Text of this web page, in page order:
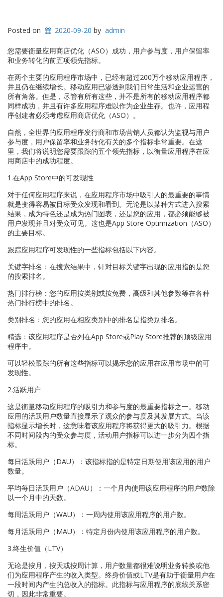
Posted on 2020-09-20 by admin
您需要衡量应用商店优化（ASO）成功，用户参与度，用户保留率
和业务转化的前五项领先指标。
在两个主要的应用程序市场中，已经有超过200万个移动应用程序，
并且仍在继续增长。移动应用已渗透到我们日常生活和企业运营的
所有角落。但是，尽管有所有这些，并不是所有的移动应用程序都
同样成功，并且有许多应用程序难以作为企业生存。也许，应用程
序创建者必须考虑应用商店优化（ASO）。
自然，全世界的应用程序发行商和市场营销人员都认为监视与用户
参与度，用户保留率和业务转化有关的多个指标非常重要。在这
里，我们将说明您需要跟踪的五个领先指标，以衡量应用程序在应
用商店中的成功程度。
1.在App Store中的可发现性
对于任何应用程序来说，在应用程序市场中吸引人的最重要的事情
就是变得容易被目标受众发现和看到。无论是以某种方式进入搜索
结果，成为特色还是成为热门图表，还是您的应用，都必须能够被
用户发现并且对受众可见。这也是App Store Optimization（ASO）
的主要目标。
跟踪应用程序可发现性的一些指标包括以下内容。
关键字排名：在搜索结果中，针对目标关键字出现的应用指的是您
的搜索排名。
热门排行榜：您的应用按类别或按免费，高级和其他参数等在各种
热门排行榜中的排名。
类别排名：您的应用在相应类别中的排名是指类别排名。
精选：该应用程序是否列在App Store或Play Store推荐的顶级应用
程序中。
可以轻松跟踪的所有这些指标可以揭示您的应用在应用市场中的可
发现性。
2.活跃用户
这是衡量移动应用程序的吸引力和参与度的最重要指标之一。移动
应用的活跃用户数量直接显示了观众的参与度及其发展方式。当该
指标显示增长时，这意味着该应用程序将获得更大的吸引力。根据
不同时间段内的受众参与度，活动用户指标可以进一步分为四个指
标。
每日活跃用户（DAU）：该指标指的是特定日期使用该应用的用户
数量。
平均每日活跃用户（ADAU）：一个月内使用该应用程序的用户数除
以一个月中的天数。
每周活跃用户（WAU）：一周内使用该应用程序的用户数。
每月活跃用户（MAU）：特定月份内使用该应用程序的用户数。
3.终生价值（LTV）
无论是按月，按天或按周计算，用户数量都很难说明业务转换或他
们为应用程序产生的收入类型。终身价值或LTV是有助于衡量用户在
一段时间内产生的总收入的指标。此指标与应用程序的底线关系密
切，因此非常重要。